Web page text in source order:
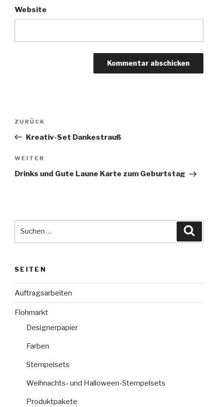
Website
Beitragsnavigation
Vorheriger
Beitrag
ZURÜCK
Kreativ-Set Dankestrauß
Nächster
Beitrag
WEITER
Drinks und Gute Laune Karte zum Geburtstag
SEITEN
Auftragsarbeiten
Flohmarkt
Designerpapier
Farben
Stempelsets
Weihnachts- und Halloween-Stempelsets
Produktpakete